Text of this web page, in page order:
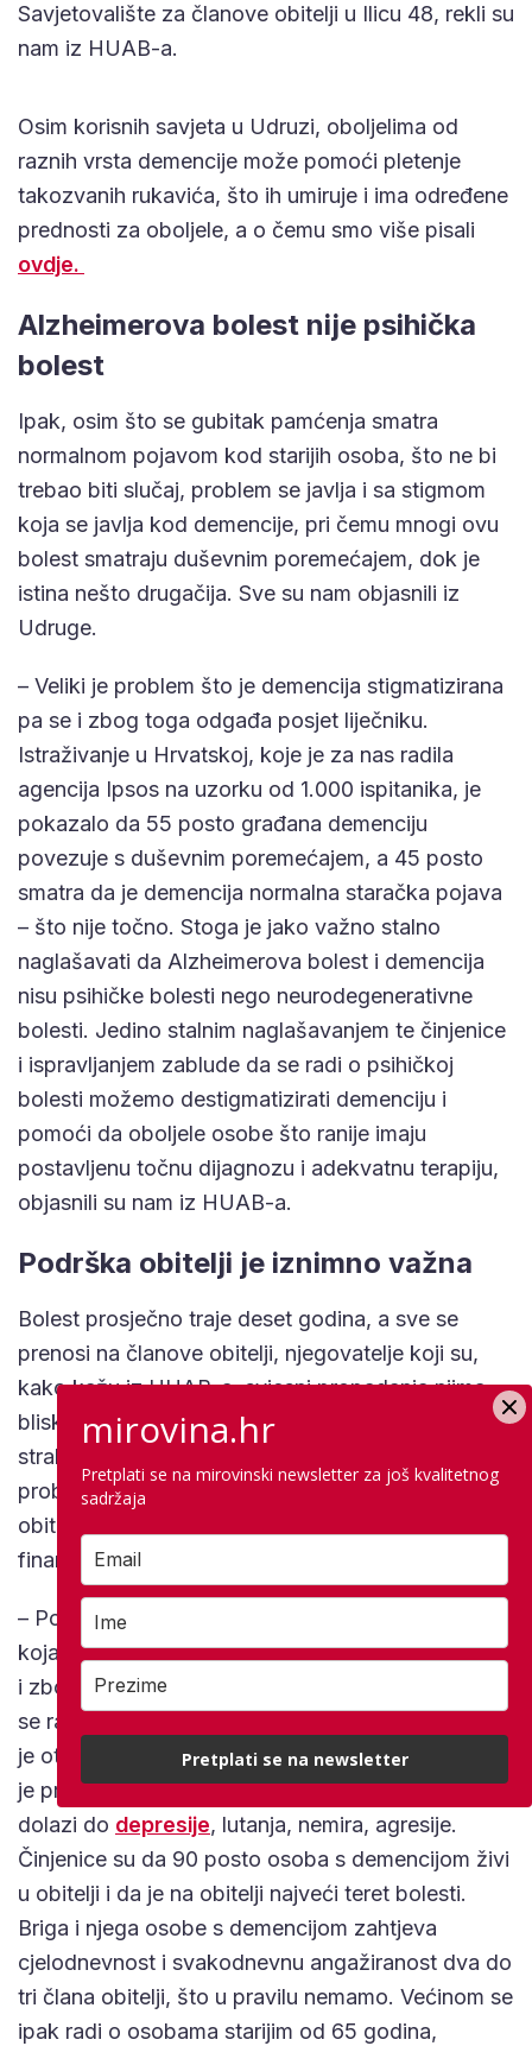
Savjetovalište za članove obitelji u Ilicu 48, rekli su
nam iz HUAB-a.
Osim korisnih savjeta u Udruzi, oboljelima od
raznih vrsta demencije može pomoći pletenje
takozvanih rukavića, što ih umiruje i ima određene
prednosti za oboljele, a o čemu smo više pisali
ovdje.
Alzheimerova bolest nije psihička
bolest
Ipak, osim što se gubitak pamćenja smatra
normalnom pojavom kod starijih osoba, što ne bi
trebao biti slučaj, problem se javlja i sa stigmom
koja se javlja kod demencije, pri čemu mnogi ovu
bolest smatraju duševnim poremećajem, dok je
istina nešto drugačija. Sve su nam objasnili iz
Udruge.
– Veliki je problem što je demencija stigmatizirana
pa se i zbog toga odgađa posjet liječniku.
Istraživanje u Hrvatskoj, koje je za nas radila
agencija Ipsos na uzorku od 1.000 ispitanika, je
pokazalo da 55 posto građana demenciju
povezuje s duševnim poremećajem, a 45 posto
smatra da je demencija normalna staračka pojava
– što nije točno. Stoga je jako važno stalno
naglašavati da Alzheimerova bolest i demencija
nisu psihičke bolesti nego neurodegenerativne
bolesti. Jedino stalnim naglašavanjem te činjenice
i ispravljanjem zablude da se radi o psihičkoj
bolesti možemo destigmatizirati demenciju i
pomoći da oboljele osobe što ranije imaju
postavljenu točnu dijagnozu i adekvatnu terapiju,
objasnili su nam iz HUAB-a.
Podrška obitelji je iznimno važna
Bolest prosječno traje deset godina, a sve se
prenosi na članove obitelji, njegovatelje koji su,
kako kažu iz HUAB-a, svjesni propadanja njima
bliskih osoba, a uz to su i suočeni s vlastitim
strahom, neizvjesnošću, ali su i suočeni s nizom
problema koji ih prate i utječu na stradavanje
obitelji u psihičkom, fizičkom, emocionalnom te
financijskom i materijalnom smislu.
– Podrška obitelji je jako važna za oboljelu osobu
koja je svjesna da se s njom nešto ‘čudno’ događa
i zbog toga je ustrašena, uznemirena, tužna, teško
se razumijeva s okolinom, verbalna komunikacija
je otežana, odjednom ne shvaća smisao onog što
je pročitala u novinama ili vidjela na televiziji,
dolazi do depresije, lutanja, nemira, agresije.
Činjenice su da 90 posto osoba s demencijom živi
u obitelji i da je na obitelji najveći teret bolesti.
Briga i njega osobe s demencijom zahtjeva
cjelodnevnost i svakodnevnu angažiranost dva do
tri člana obitelji, što u pravilu nemamo. Većinom se
ipak radi o osobama starijim od 65 godina,
mirovina.hr
Pretplati se na mirovinski newsletter za još kvalitetnog
sadržaja
Pretplati se na newsletter